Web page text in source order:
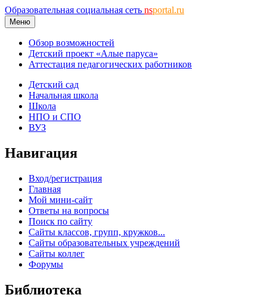
Образовательная социальная сеть nsportal.ru
Меню
Обзор возможностей
Детский проект «Алые паруса»
Аттестация педагогических работников
Детский сад
Начальная школа
Школа
НПО и СПО
ВУЗ
Навигация
Вход/регистрация
Главная
Мой мини-сайт
Ответы на вопросы
Поиск по сайту
Сайты классов, групп, кружков...
Сайты образовательных учреждений
Сайты коллег
Форумы
Библиотека